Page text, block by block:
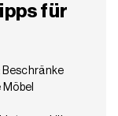
für
Beschränke